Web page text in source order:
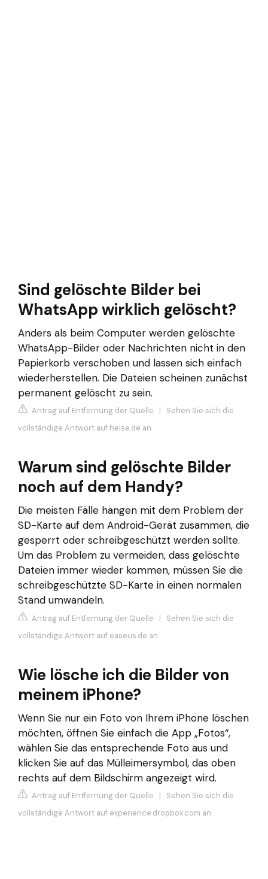
Sind gelöschte Bilder bei
WhatsApp wirklich gelöscht?
Anders als beim Computer werden gelöschte
WhatsApp-Bilder oder Nachrichten nicht in den
Papierkorb verschoben und lassen sich einfach
wiederherstellen. Die Dateien scheinen zunächst
permanent gelöscht zu sein.
Antrag auf Entfernung der Quelle | Sehen Sie sich die
vollständige Antwort auf heise.de an
Warum sind gelöschte Bilder
noch auf dem Handy?
Die meisten Fälle hängen mit dem Problem der
SD-Karte auf dem Android-Gerät zusammen, die
gesperrt oder schreibgeschützt werden sollte.
Um das Problem zu vermeiden, dass gelöschte
Dateien immer wieder kommen, müssen Sie die
schreibgeschützte SD-Karte in einen normalen
Stand umwandeln.
Antrag auf Entfernung der Quelle | Sehen Sie sich die
vollständige Antwort auf easeus.de an
Wie lösche ich die Bilder von
meinem iPhone?
Wenn Sie nur ein Foto von Ihrem iPhone löschen
möchten, öffnen Sie einfach die App „Fotos“,
wählen Sie das entsprechende Foto aus und
klicken Sie auf das Mülleimersymbol, das oben
rechts auf dem Bildschirm angezeigt wird.
Antrag auf Entfernung der Quelle | Sehen Sie sich die
vollständige Antwort auf experience.dropbox.com an